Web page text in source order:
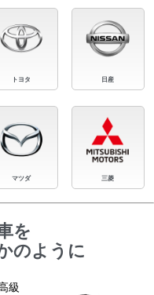
トヨタ 日産
マツダ 三菱
を
のように
級